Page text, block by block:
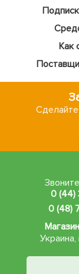
Как
Сделайте
0 (44)
0 (48)